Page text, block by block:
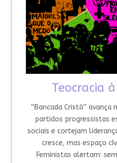
Teocracia
“Bancada Cristã” avança
partidos progressistas
sociais e cortejam
cresce, mas espaço
Feministas alertam: